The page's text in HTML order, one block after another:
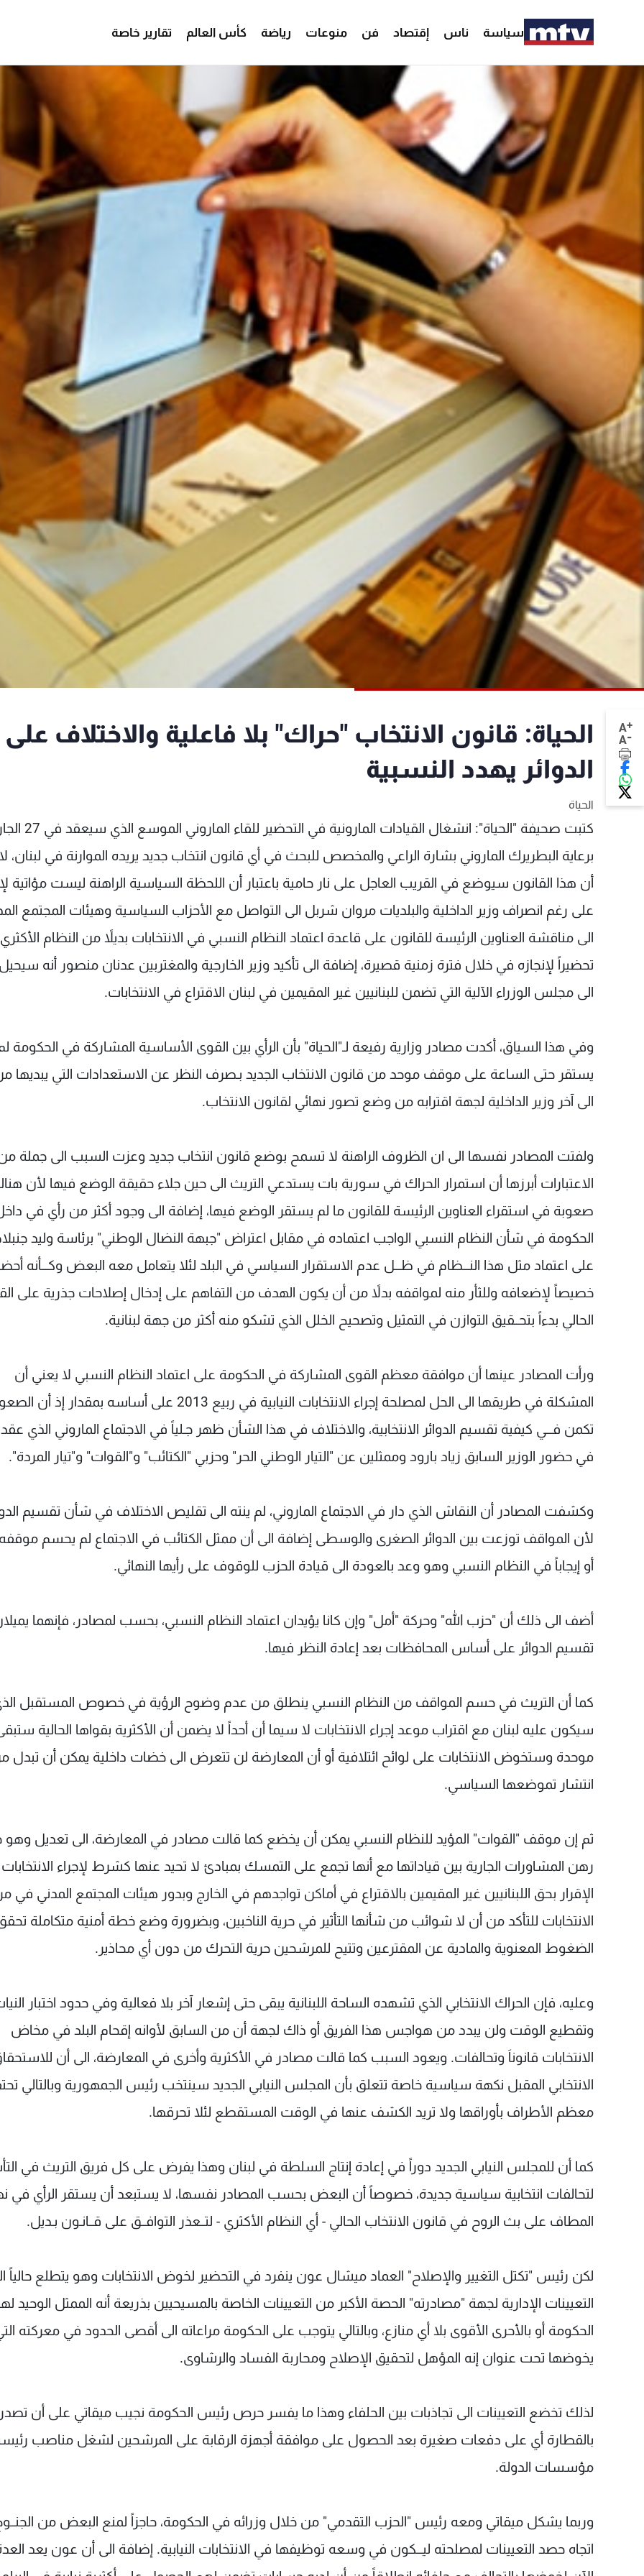
سياسة ناس إقتصاد فن منوعات رياضة كأس العالم تقارير خاصة
A+
A-
الحياة: قانون الانتخاب "حراك" بلا فاعلية والاختلاف على
الدوائر يهدد النسبية
الحياة
كتبت صحيفة "الحياة": انشغال القيادات المارونية في
برعاية البطريرك الماروني بشارة الراعي والمخصص للبحث في أي قانون انتخاب جديد يريده الموارنة في لبنان،
أن هذا القانون سيوضع في القريب العاجل على نار حامية باعتبار أن اللحظة السياسية الراهنة ليست مؤاتية
على رغم انصراف وزير الداخلية والبلديات مروان شربل الى التواصل مع الأحزاب السياسية وهيئات المجتمع
الى مناقشة العناوين الرئيسة للقانون على قاعدة اعتماد النظام النسبي في الانتخابات بديلاً من النظام الأكثري
تحضيراً لإنجازه في خلال فترة زمنية قصيرة، إضافة الى تأكيد وزير الخارجية والمغتربين عدنان منصور أنه سيحيل
الى مجلس الوزراء الآلية التي تضمن للبنانيين غير المقيمين في لبنان الاقتراع في الانتخابات.
وفي هذا السياق، أكدت مصادر وزارية رفيعة لـ"الحياة" بأن الرأي بين القوى الأساسية المشاركة في الحكومة
يستقر حتى الساعة على موقف موحد من قانون الانتخاب الجديد بـصرف النظر عن الاستعدادات التي يبديها
الى آخر وزير الداخلية لجهة اقترابه من وضع تصور نهائي لقانون الانتخاب.
ولفتت المصادر نفسها الى ان الظروف الراهنة لا تسمح بوضع قانون انتخاب جديد وعزت السبب الى جملة
الاعتبارات أبرزها أن استمرار الحراك في سورية بات يستدعي التريث الى حين جلاء حقيقة الوضع فيها لأن
صعوبة في استقراء العناوين الرئيسة للقانون ما لم يستقر الوضع فيها، إضافة الى وجود أكثر من رأي في
الحكومة في شأن النظام النسبي الواجب اعتماده في مقابل اعتراض "جبهة النضال الوطني" برئاسة وليد
على اعتماد مثل هذا النـــظام في ظـــل عدم الاستقرار السياسي في البلد لئلا يتعامل معه البعض وكـــأنه
خصيصاً لإضعافه وللثأر منه لمواقفه بدلاً من أن يكون الهدف من التفاهم على إدخال إصلاحات جذرية على
الحالي بدءاً بتحــقيق التوازن في التمثيل وتصحيح الخلل الذي تشكو منه أكثر من جهة لبنانية.
ورأت المصادر عينها أن موافقة معظم القوى المشاركة في الحكومة على اعتماد النظام النسبي لا يعني أن
المشكلة في طريقها الى الحل لمصلحة إجراء الانتخابات النيابية في ربيع 2013 على أساسه بمقدار إذ
تكمن فـــي كيفية تقسيم الدوائر الانتخابية، والاختلاف في هذا الشأن ظهر جـلياً في الاجتماع الماروني الذي عقد
في حضور الوزير السابق زياد بارود وممثلين عن "التيار الوطني الحر" وحزبي "الكتائب" و"القوات" و"تيار المردة".
وكشفت المصادر أن النقاش الذي دار في الاجتماع الماروني، لم ينته الى تقليص الاختلاف في شأن تقسيم
لأن المواقف توزعت بين الدوائر الصغرى والوسطى إضافة الى أن ممثل الكتائب في الاجتماع لم يحسم
أو إيجاباً في النظام النسبي وهو وعد بالعودة الى قيادة الحزب للوقوف على رأيها النهائي.
أضف الى ذلك أن "حزب الله" وحركة "أمل" وإن كانا يؤيدان اعتماد النظام النسبي، بحسب لمصادر، فإنهما
تقسيم الدوائر على أساس المحافظات بعد إعادة النظر فيها.
كما أن التريث في حسم المواقف من النظام النسبي ينطلق من عدم وضوح الرؤية في خصوص المستقبل
سيكون عليه لبنان مع اقتراب موعد إجراء الانتخابات لا سيما أن أحداً لا يضمن أن الأكثرية بقواها الحالية
موحدة وستخوض الانتخابات على لوائح ائتلافية أو أن المعارضة لن تتعرض الى خضات داخلية يمكن أن تبدل
انتشار تموضعها السياسي.
ثم إن موقف "القوات" المؤيد للنظام النسبي يمكن أن يخضع كما قالت مصادر في المعارضة، الى تعديل وهو
رهن المشاورات الجارية بين قياداتها مع أنها تجمع على التمسك بمبادئ لا تحيد عنها كشرط لإجراء
الإقرار بحق اللبنانيين غير المقيمين بالاقتراع في أماكن تواجدهم في الخارج وبدور هيئات المجتمع المدني في
الانتخابات للتأكد من أن لا شوائب من شأنها التأثير في حرية الناخبين، وبضرورة وضع خطة أمنية متكاملة
الضغوط المعنوية والمادية عن المقترعين وتتيح للمرشحين حرية التحرك من دون أي محاذير.
وعليه، فإن الحراك الانتخابي الذي تشهده الساحة اللبنانية يبقى حتى إشعار آخر بلا فعالية وفي حدود اختبار
وتقطيع الوقت ولن يبدد من هواجس هذا الفريق أو ذاك لجهة أن من السابق لأوانه إقحام البلد في مخاض
الانتخابات قانوناَ وتحالفات. ويعود السبب كما قالت مصادر في الأكثرية وأخرى في المعارضة، الى أن
الانتخابي المقبل نكهة سياسية خاصة تتعلق بأن المجلس النيابي الجديد سينتخب رئيس الجمهورية وبالتالي
معظم الأطراف بأوراقها ولا تريد الكشف عنها في الوقت المستقطع لئلا تحرقها.
كما أن للمجلس النيابي الجديد دوراً في إعادة إنتاج السلطة في لبنان وهذا يفرض على كل فريق التريث في
لتحالفات انتخابية سياسية جديدة، خصوصاً أن البعض بحسب المصادر نفسها، لا يستبعد أن يستقر الرأي في
المطاف على بث الروح في قانون الانتخاب الحالي - أي النظام الأكثري - لتــعذر التوافــق على قــانـون بـديل.
لكن رئيس "تكتل التغيير والإصلاح" العماد ميشال عون ينفرد في التحضير لخوض الانتخابات وهو يتطلع حالياً
التعيينات الإدارية لجهة "مصادرته" الحصة الأكبر من التعيينات الخاصة بالمسيحيين بذريعة أنه الممثل الوحيد
الحكومة أو بالأحرى الأقوى بلا أي منازع، وبالتالي يتوجب على الحكومة مراعاته الى أقصى الحدود في معركته
يخوضها تحت عنوان إنه المؤهل لتحقيق الإصلاح ومحاربة الفساد والرشاوى.
لذلك تخضع التعيينات الى تجاذبات بين الحلفاء وهذا ما يفسر حرص رئيس الحكومة نجيب ميقاتي على أن تصدر
بالقطارة أي على دفعات صغيرة بعد الحصول على موافقة أجهزة الرقابة على المرشحين لشغل مناصب
مؤسسات الدولة.
وربما يشكل ميقاتي ومعه رئيس "الحزب التقدمي" من خلال وزرائه في الحكومة، حاجزاً لمنع البعض من
اتجاه حصد التعيينات لمصلحته ليـــكون في وسعه توظيفها في الانتخابات النيابية. إضافة الى أن عون يعد